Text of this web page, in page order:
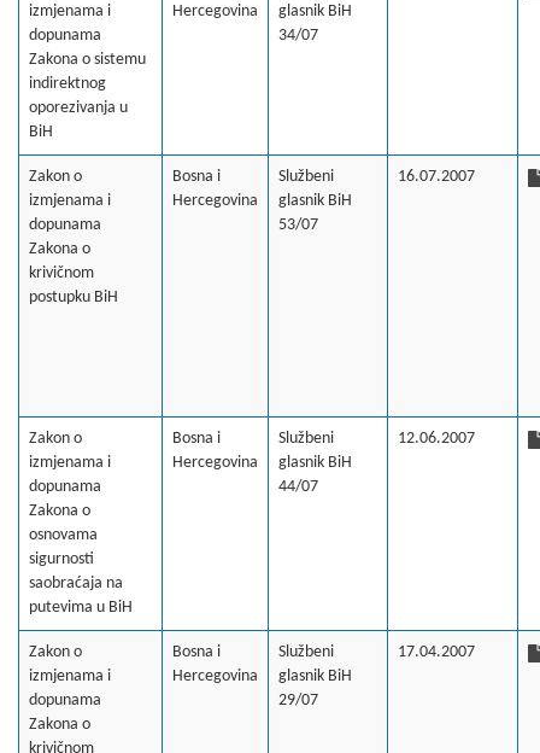
izmjenama i
dopunama
Zakona o sistemu
indirektnog
oporezivanja u
BiH
Hercegovina
glasnik BiH
34/07
Zakon o
izmjenama i
dopunama
Zakona o
krivičnom
postupku BiH
Bosna i
Hercegovina
Službeni
glasnik BiH
53/07
16.07.2007
Zakon o
izmjenama i
dopunama
Zakona o
osnovama
sigurnosti
saobraćaja na
putevima u BiH
Bosna i
Hercegovina
Službeni
glasnik BiH
44/07
12.06.2007
Zakon o
izmjenama i
dopunama
Zakona o
krivičnom
Bosna i
Hercegovina
Službeni
glasnik BiH
29/07
17.04.2007